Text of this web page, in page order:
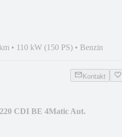
• 110 kW (150 PS) • Benzin
Kontakt
CDI BE 4Matic Aut.